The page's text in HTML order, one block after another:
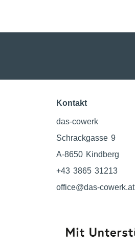
Kontakt
das-cowerk
Schrackgasse 9
A-8650 Kindberg
+43 3865 31213
office@das-cowerk.at